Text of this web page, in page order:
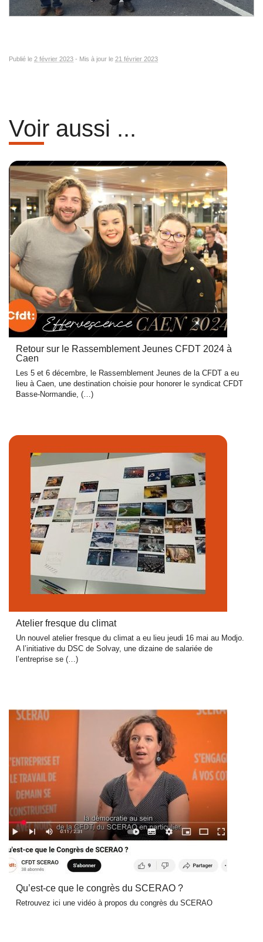
Publié le 2 février 2023 - Mis à jour le 21 février 2023
Voir aussi ...
Retour sur le Rassemblement Jeunes CFDT 2024 à
Caen
Les 5 et 6 décembre, le Rassemblement Jeunes de la CFDT a eu
lieu à Caen, une destination choisie pour honorer le syndicat CFDT
Basse-Normandie, (…)
Atelier fresque du climat
Un nouvel atelier fresque du climat a eu lieu jeudi 16 mai au Modjo.
A l’initiative du DSC de Solvay, une dizaine de salariée de
l’entreprise se (…)
Qu’est-ce que le congrès du SCERAO ?
Retrouvez ici une vidéo à propos du congrès du SCERAO